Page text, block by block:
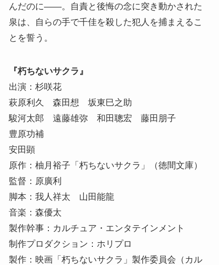
んだのに――。自責と後悔の念に突き動かされた
泉は、自らの手で千佳を殺した犯人を捕まえるこ
とを誓う。
『朽ちないサクラ』
出演：杉咲花
萩原利久 森田想 坂東巳之助
駿河太郎 遠藤雄弥 和田聰宏 藤田朋子
豊原功補
安田顕
原作：柚月裕子「朽ちないサクラ」（徳間文庫）
監督：原廣利
脚本：我人祥太 山田能龍
音楽：森優太
製作幹事：カルチュア・エンタテインメント
制作プロダクション：ホリプロ
製作：映画「朽ちないサクラ」製作委員会（カル